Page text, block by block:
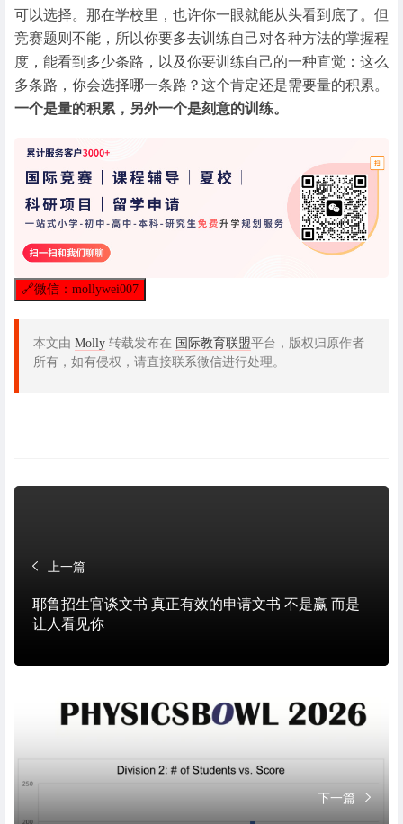
可以选择。那在学校里，也许你一眼就能从头看到底了。但
竞赛题则不能，所以你要多去训练自己对各种方法的掌握程
度，能看到多少条路，以及你要训练自己的一种直觉：这么
多条路，你会选择哪一条路？这个肯定还是需要量的积累。
一个是量的积累，另外一个是刻意的训练。
🔗微信：mollywei007
本文由 Molly 转载发布在 国际教育联盟平台，版权归原作者
所有，如有侵权，请直接联系微信进行处理。
上一篇
耶鲁招生官谈文书 真正有效的申请文书 不是赢 而是
让人看见你
下一篇